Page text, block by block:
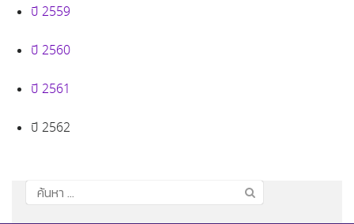
ปี 2559
ปี 2560
ปี 2561
ปี 2562
ค้นหา
สำหรับ: